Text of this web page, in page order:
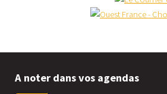
A noter dans vos agendas